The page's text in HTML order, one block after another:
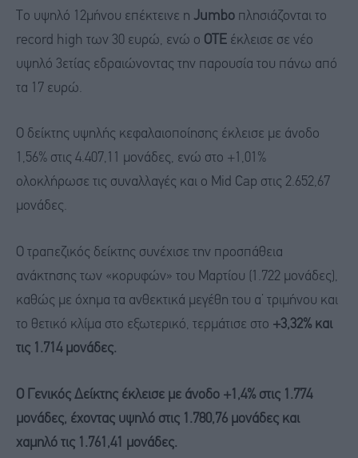
Το υψηλό 12μήνου επέκτεινε η Jumbo πλησιάζονται το
record high των 30 ευρώ, ενώ ο ΟΤΕ έκλεισε σε νέο
υψηλό 3ετίας εδραιώνοντας την παρουσία του πάνω από
τα 17 ευρώ.
Ο δείκτης υψηλής κεφαλαιοποίησης έκλεισε με άνοδο
1,56% στις 4.407,11 μονάδες, ενώ στο +1,01%
ολοκλήρωσε τις συναλλαγές και ο Mid Cap στις 2.652,67
μονάδες.
Ο τραπεζικός δείκτης συνέχισε την προσπάθεια
ανάκτησης των «κορυφών» του Μαρτίου (1.722 μονάδες),
καθώς με όχημα τα ανθεκτικά μεγέθη του α’ τριμήνου και
το θετικό κλίμα στο εξωτερικό, τερμάτισε στο +3,32% και
τις 1.714 μονάδες.
O
Γενικός Δείκτης έκλεισε με άνοδο +1,4% στις 1.774
μονάδες, έχοντας υψηλό στις 1.780,76 μονάδες και
χαμηλό τις 1.761,41 μονάδες.